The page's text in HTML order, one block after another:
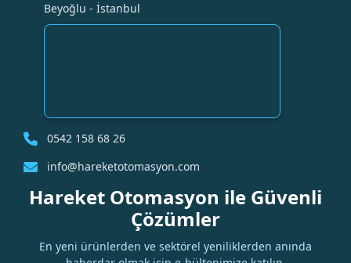
Beyoğlu - İstanbul
0542 158 68 26
info@hareketotomasyon.com
Hareket Otomasyon ile Güvenli
Çözümler
En yeni ürünlerden ve sektörel yeniliklerden anında